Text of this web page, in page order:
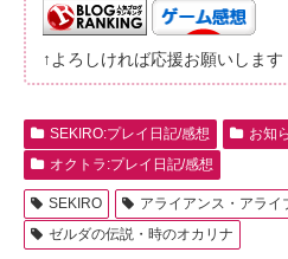
↑よろしければ応援お願いします
SEKIRO:プレイ日記/感想
お知
オクトラ:プレイ日記/感想
SEKIRO アライアンス・アライ
ゼルダの伝説・時のオカリナ